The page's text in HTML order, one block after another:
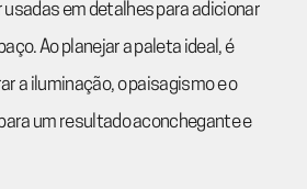
em detalhes para adicionar
Ao planejar a paleta ideal, é
a iluminação, o paisagismo e o
um resultado aconchegante e